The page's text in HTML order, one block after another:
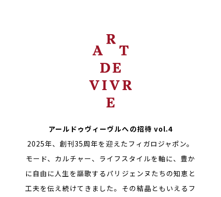
アールドゥヴィーヴルへの招待 vol.4
2025年、創刊35周年を迎えたフィガロジャポン。
モード、カルチャー、ライフスタイルを軸に、豊か
に自由に人生を謳歌するパリジェンヌたちの知恵と
工夫を伝え続けてきました。その結晶ともいえるフ